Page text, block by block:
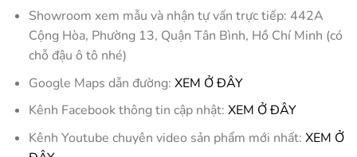
Showroom xem mẫu và nhận tự vấn trực tiếp: 442A
Cộng Hòa, Phường 13, Quận Tân Bình, Hồ Chí Minh (có
chỗ đậu ô tô nhé)
Google Maps dẫn đường: XEM Ở ĐÂY
Kênh Facebook thông tin cập nhật: XEM Ở ĐÂY
Kênh Youtube chuyên video sản phẩm mới nhất: XEM Ở